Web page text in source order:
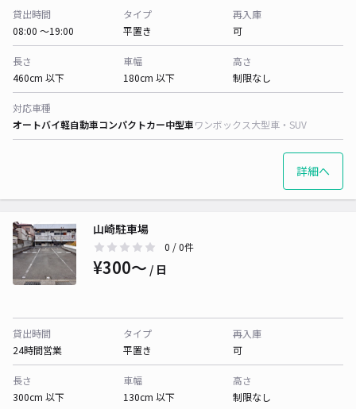
貸出時間
08:00 〜19:00
タイプ
平置き
再入庫
可
長さ
460cm 以下
車幅
180cm 以下
高さ
制限なし
対応車種
オートバイ軽自動車コンパクトカー中型車ワンボックス大型車・SUV
詳細へ
山崎駐車場
0 / 0件
¥300〜 / 日
貸出時間
24時間営業
タイプ
平置き
再入庫
可
長さ
300cm 以下
車幅
130cm 以下
高さ
制限なし